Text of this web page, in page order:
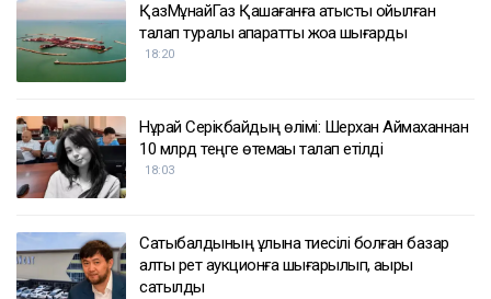
ҚазМұнайГаз Қашағанға қатысты қойылған
талап туралы ақпаратты жоққа шығарды
18:20
Нұрай Серікбайдың өлімі: Шерхан Аймаханнан
10 млрд теңге өтемақы талап етілді
18:03
Сатыбалдының ұлына тиесілі болған базар
алты рет аукционға шығарылып, ақыры
сатылды